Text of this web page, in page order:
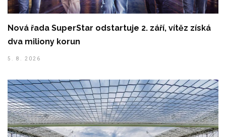
Nová řada SuperStar odstartuje 2. září, vítěz získá
dva miliony korun
5. 8. 2026